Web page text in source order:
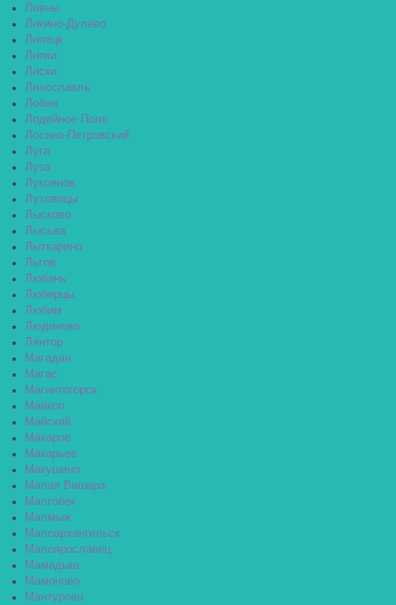
Ливны
Ликино-Дулёво
Липецк
Липки
Лиски
Лихославль
Лобня
Лодейное Поле
Лосино-Петровский
Луга
Луза
Лукоянов
Луховицы
Лысково
Лысьва
Лыткарино
Льгов
Любань
Люберцы
Любим
Людиново
Лянтор
Магадан
Магас
Магнитогорск
Майкоп
Майский
Макаров
Макарьев
Макушино
Малая Вишера
Малгобек
Малмыж
Малоархангельск
Малоярославец
Мамадыш
Мамоново
Мантурово